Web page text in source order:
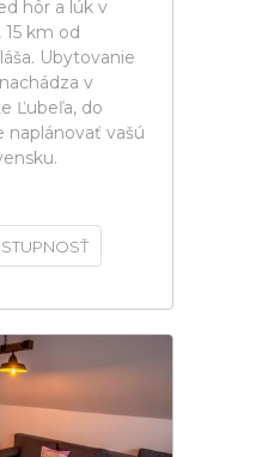
hôr a lúk v
km od
Ubytovanie
v
Ľubeľa, do
naplánovať vašú